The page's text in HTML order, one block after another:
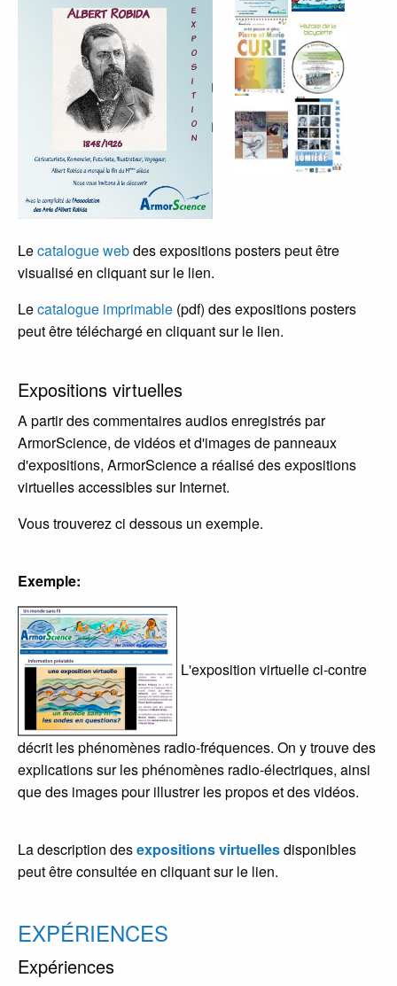
Lecatalogue webdes expositions posters peut être
visualisé en cliquant sur le lien.
Lecatalogue imprimable (pdf) des expositions posters
peut être téléchargé en cliquant sur le lien.
Expositions virtuelles
A partir des commentaires audios enregistrés par
ArmorScience, de vidéos et d'images de panneaux
d'expositions, ArmorScience a réalisé des expositions
virtuelles accessibles sur Internet.
Vous trouverez ci dessous un exemple.
Exemple:
L'exposition virtuelle ci-contre
décrit les phénomènes radio-fréquences. On y trouve des
explications sur les phénomènes radio-électriques, ainsi
que des images pour illustrer les propos et des vidéos.
La description desexpositions virtuellesdisponibles
peut être consultée en cliquant sur le lien.
EXPÉRIENCES
Expériences